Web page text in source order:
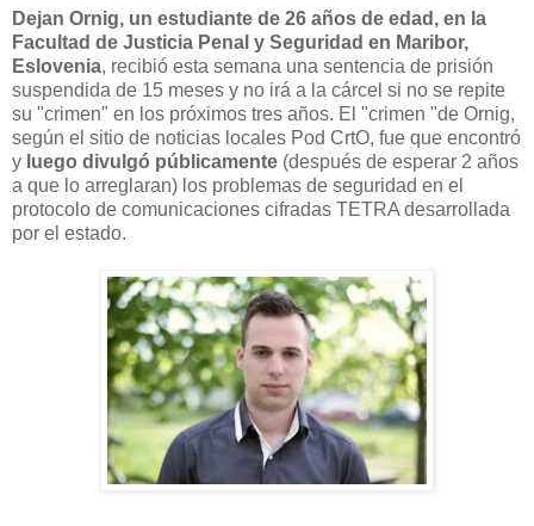
Dejan Ornig, un estudiante de 26 años de edad, en la
Facultad de Justicia Penal y Seguridad en Maribor,
Eslovenia, recibió esta semana una sentencia de prisión
suspendida de 15 meses y no irá a la cárcel si no se repite
su "crimen" en los próximos tres años. El "crimen "de Ornig,
según el sitio de noticias locales Pod CrtO, fue que encontró
y luego divulgó públicamente (después de esperar 2 años
a que lo arreglaran) los problemas de seguridad en el
protocolo de comunicaciones cifradas TETRA desarrollada
por el estado.